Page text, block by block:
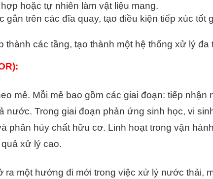
hoặc tự nhiên làm vật liệu mang.
gắn trên các đĩa quay, tạo điều kiện tiếp xúc tốt
thành các tầng, tạo thành một hệ thống xử lý đa
mẻ. Mỗi mẻ bao gồm các giai đoạn: tiếp nhận
nước. Trong giai đoạn phản ứng sinh học, vi
phân hủy chất hữu cơ. Linh hoạt trong vận
xử lý cao.
ra một hướng đi mới trong việc xử lý nước thải,